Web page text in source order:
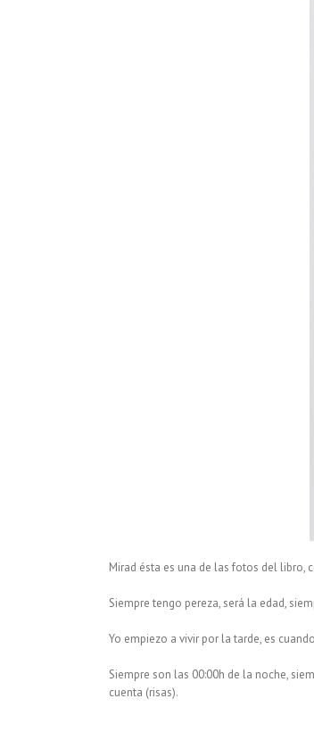
Mirad ésta es una de las fotos del libro,
Siempre tengo pereza, será la edad,
Yo empiezo a vivir por la tarde, es
Siempre son las 00:00h de la noche,
cuenta (risas).